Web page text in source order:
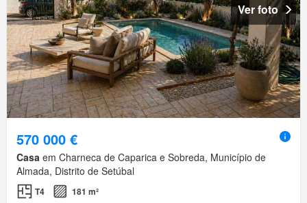
Ver foto
570 000 €
Casa em Charneca de Caparica e Sobreda, Município de
Almada, Distrito de Setúbal
T4
181 m²